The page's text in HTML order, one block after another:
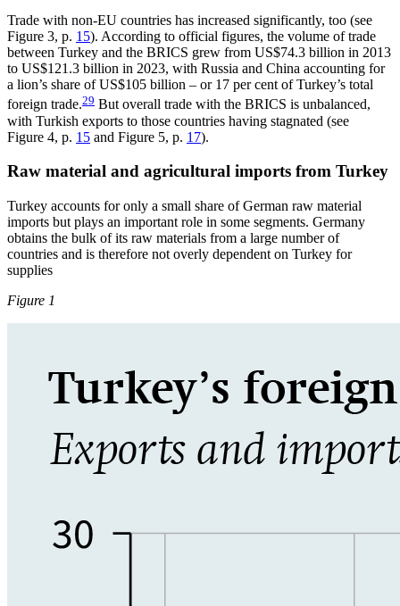
Trade with non-EU countries has increased significantly, too (see
Figure 3, p. 15). According to official figures, the volume of trade
between Turkey and the BRICS grew from US$74.3 billion in 2013
to US$121.3 billion in 2023, with Russia and China accounting for
a lion’s share of US$105 billion – or 17 per cent of Turkey’s total
foreign trade.29 But overall trade with the BRICS is unbalanced,
with Turkish exports to those countries having stagnated (see
Figure 4, p. 15 and Figure 5, p. 17).
Raw material and agricultural imports from Turkey
Turkey accounts for only a small share of German raw material
imports but plays an important role in some segments. Germany
obtains the bulk of its raw materials from a large number of
countries and is therefore not overly dependent on Turkey for
supplies
Figure 1